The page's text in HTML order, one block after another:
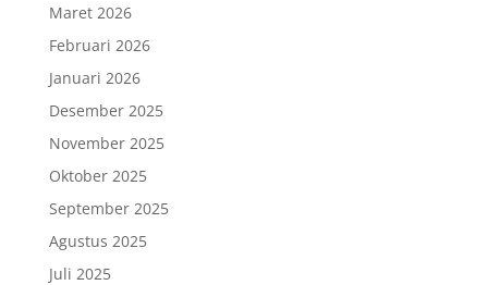
Maret 2026
Februari 2026
Januari 2026
Desember 2025
November 2025
Oktober 2025
September 2025
Agustus 2025
Juli 2025